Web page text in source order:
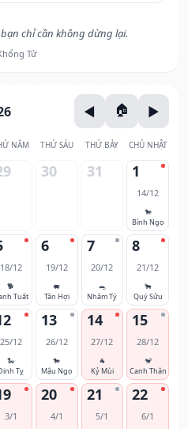
chỉ cần không dừng lại.
Tử
NĂM THỨ SÁU THỨ BẢY CHỦ NHẬT
30 31 1
14/12
🐎
Bính Ngọ
18/12
🐕
Tuất
6
19/12
🐖
Tân Hợi
7
20/12
🐀
Nhâm Tý
8
21/12
🐂
Quý Sửu
25/12
🐍
Tỵ
13
26/12
🐎
Mậu Ngọ
14
27/12
🐐
Kỷ Mùi
15
28/12
🐒
Canh Thân
3/1
20
4/1
21
5/1
22
6/1